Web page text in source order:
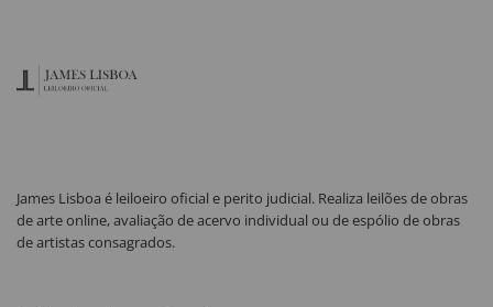
James Lisboa é leiloeiro oficial e perito judicial. Realiza leilões de obras
de arte online, avaliação de acervo individual ou de espólio de obras
de artistas consagrados.